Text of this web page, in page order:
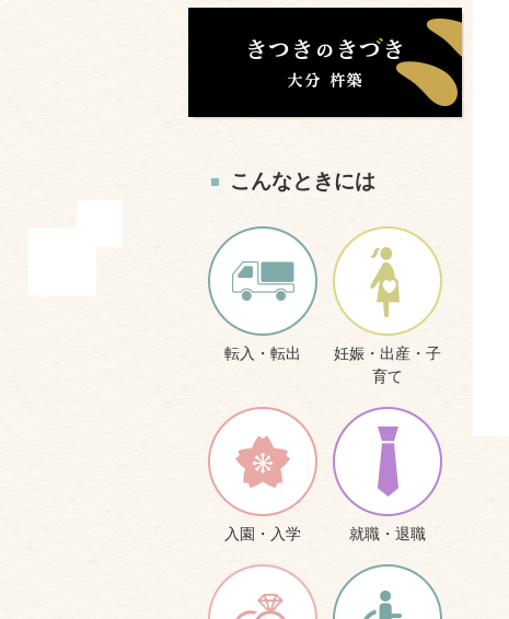
こんなときには
転入・転出
妊娠・出産・子
育て
入園・入学 就職・退職